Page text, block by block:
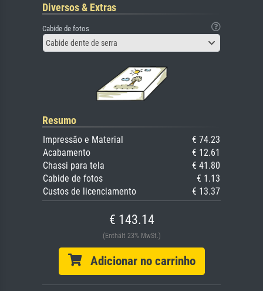
Diversos & Extras
Cabide de fotos
Cabide dente de serra
Resumo
Impressão e Material
€ 74.23
Acabamento
€ 12.61
Chassi para tela
€ 41.80
Cabide de fotos
€ 1.13
Custos de licenciamento
€ 13.37
€ 143.14
(Enthält 23% MwSt.)
Adicionar no carrinho